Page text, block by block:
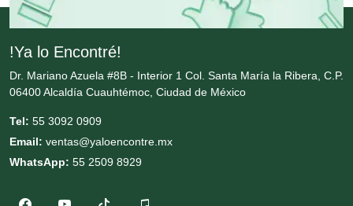
Enfermedades de la Piel
Enfermeras
Envases y Empaques
!Ya lo Encontré!
Dr. Mariano Azuela #8B - Interior 1 Col. Santa María la Ribera, C.P.
06400 Alcaldía Cuauhtémoc, Ciudad de México
Tel: 55 3092 0909
Email: ventas@yaloencontre.mx
WhatsApp: 55 2509 8929